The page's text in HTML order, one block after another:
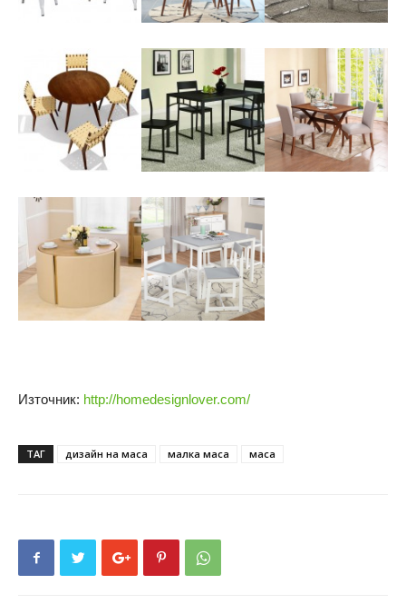
Източник: http://homedesignlover.com/
ТАГ дизайн на маса малка маса маса